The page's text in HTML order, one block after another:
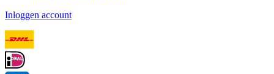
Inloggen account